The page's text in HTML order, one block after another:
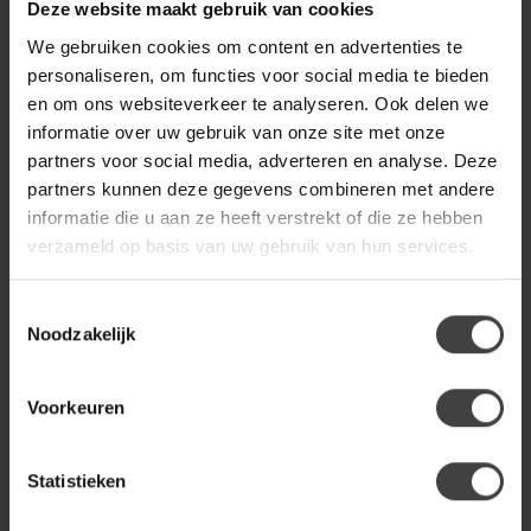
Deze website maakt gebruik van cookies
We gebruiken cookies om content en advertenties te
personaliseren, om functies voor social media te bieden
en om ons websiteverkeer te analyseren. Ook delen we
informatie over uw gebruik van onze site met onze
partners voor social media, adverteren en analyse. Deze
partners kunnen deze gegevens combineren met andere
informatie die u aan ze heeft verstrekt of die ze hebben
verzameld op basis van uw gebruik van hun services.
Noodzakelijk
Voorkeuren
Statistieken
BY BOO
By Boo Poef Doodly - taupe €129,00
BY BOO
By Boo Poef Tigra - bruin €99,95
Heb je een vraag over dit product?
Of heb je hulp nodig bij de bestelling? Neem gerust contact
of+31
224 850 926